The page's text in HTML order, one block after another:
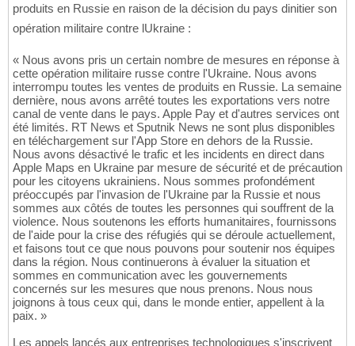
produits en Russie en raison de la décision du pays dinitier son
opération militaire contre lUkraine :
« Nous avons pris un certain nombre de mesures en réponse à
cette opération militaire russe contre l'Ukraine. Nous avons
interrompu toutes les ventes de produits en Russie. La semaine
dernière, nous avons arrêté toutes les exportations vers notre
canal de vente dans le pays. Apple Pay et d'autres services ont
été limités. RT News et Sputnik News ne sont plus disponibles
en téléchargement sur l'App Store en dehors de la Russie.
Nous avons désactivé le trafic et les incidents en direct dans
Apple Maps en Ukraine par mesure de sécurité et de précaution
pour les citoyens ukrainiens. Nous sommes profondément
préoccupés par l'invasion de l'Ukraine par la Russie et nous
sommes aux côtés de toutes les personnes qui souffrent de la
violence. Nous soutenons les efforts humanitaires, fournissons
de l'aide pour la crise des réfugiés qui se déroule actuellement,
et faisons tout ce que nous pouvons pour soutenir nos équipes
dans la région. Nous continuerons à évaluer la situation et
sommes en communication avec les gouvernements
concernés sur les mesures que nous prenons. Nous nous
joignons à tous ceux qui, dans le monde entier, appellent à la
paix. »
Les appels lancés aux entreprises technologiques s'inscrivent